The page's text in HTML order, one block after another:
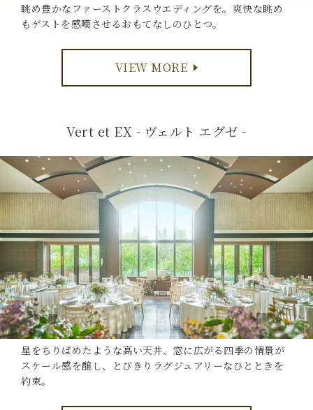
眺め豊かなファーストクラスウエディングを。爽快な眺め
もゲストを感嘆させるおもてなしのひとつ。
VIEW MORE
Vert et EX - ヴェルト エグゼ -
星をちりばめたような高い天井、窓に広がる四季の情景が
スケール感を醸し、とびきりラグジュアリーなひとときを
約束。